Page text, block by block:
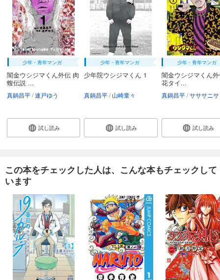
少年・青年マンガ
闇金ウシジマくん外伝 肉
蝮伝説 ...
真鍋昌平 速戸ゆう
試し読み
少年・青年マンガ
少年院ウシジマくん 1
真鍋昌平 山崎童々
試し読み
少年・青年マンガ
闇金ウシジマくん
花タイ...
真鍋昌平 サササニ
試し読み
この本をチェックした人は、こんな本もチェックして
います